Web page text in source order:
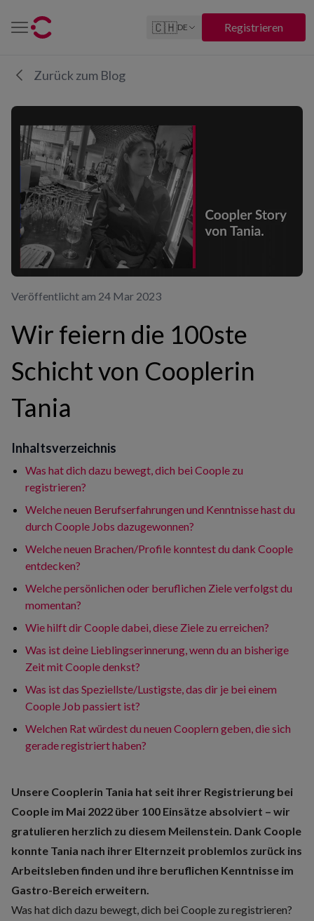
🇨🇭DE Registrieren
Zurück zum Blog
Veröffentlicht am 24 Mar 2023
Wir feiern die 100ste
Schicht von Cooplerin
Tania
Inhaltsverzeichnis
Was hat dich dazu bewegt, dich bei Coople zu
registrieren?
Welche neuen Berufserfahrungen und Kenntnisse hast du
durch Coople Jobs dazugewonnen?
Welche neuen Brachen/Profile konntest du dank Coople
entdecken?
Welche persönlichen oder beruflichen Ziele verfolgst du
momentan?
Wie hilft dir Coople dabei, diese Ziele zu erreichen?
Was ist deine Lieblingserinnerung, wenn du an bisherige
Zeit mit Coople denkst?
Was ist das Speziellste/Lustigste, das dir je bei einem
Coople Job passiert ist?
Welchen Rat würdest du neuen Cooplern geben, die sich
gerade registriert haben?
Unsere Cooplerin Tania hat seit ihrer Registrierung bei
Coople im Mai 2022 über 100 Einsätze absolviert – wir
gratulieren herzlich zu diesem Meilenstein. Dank Coople
konnte Tania nach ihrer Elternzeit problemlos zurück ins
Arbeitsleben finden und ihre beruflichen Kenntnisse im
Gastro-Bereich erweitern.
Was hat dich dazu bewegt, dich bei Coople zu registrieren?